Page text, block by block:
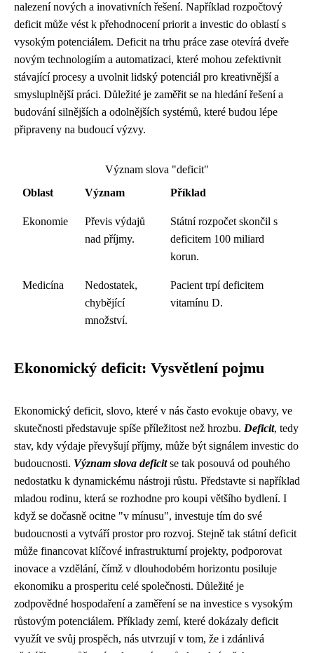
nalezení nových a inovativních řešení. Například rozpočtový
deficit může vést k přehodnocení priorit a investic do oblastí s
vysokým potenciálem. Deficit na trhu práce zase otevírá dveře
novým technologiím a automatizaci, které mohou zefektivnit
stávající procesy a uvolnit lidský potenciál pro kreativnější a
smysluplnější práci. Důležité je zaměřit se na hledání řešení a
budování silnějších a odolnějších systémů, které budou lépe
připraveny na budoucí výzvy.
Význam slova "deficit"
Oblast
Význam Příklad
Ekonomie
Převis výdajů
nad příjmy.
Státní rozpočet skončil s
deficitem 100 miliard
korun.
Medicína
Nedostatek,
chybějící
množství.
Pacient trpí deficitem
vitamínu D.
Ekonomický deficit: Vysvětlení pojmu
Ekonomický deficit, slovo, které v nás často evokuje obavy, ve
skutečnosti představuje spíše příležitost než hrozbu. Deficit, tedy
stav, kdy výdaje převyšují příjmy, může být signálem investic do
budoucnosti. Význam slova deficitse tak posouvá od pouhého
nedostatku k dynamickému nástroji růstu. Představte si například
mladou rodinu, která se rozhodne pro koupi většího bydlení. I
když se dočasně ocitne "v mínusu", investuje tím do své
budoucnosti a vytváří prostor pro rozvoj. Stejně tak státní deficit
může financovat klíčové infrastrukturní projekty, podporovat
inovace a vzdělání, čímž v dlouhodobém horizontu posiluje
ekonomiku a prosperitu celé společnosti. Důležité je
zodpovědné hospodaření a zaměření se na investice s vysokým
růstovým potenciálem. Příklady zemí, které dokázaly deficit
využít ve svůj prospěch, nás utvrzují v tom, že i zdánlivá